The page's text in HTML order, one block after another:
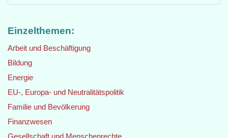
Einzelthemen:
Arbeit und Beschäftigung
Bildung
Energie
EU-, Europa- und Neutralitätspolitik
Familie und Bevölkerung
Finanzwesen
Gesellschaft und Menschenrechte